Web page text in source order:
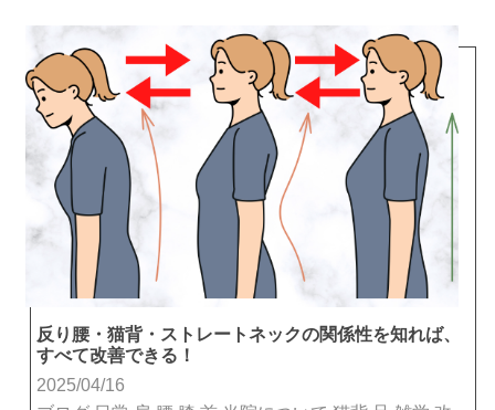
反り腰・猫背・ストレートネックの関係性を知れば、
すべて改善できる！
2025/04/16